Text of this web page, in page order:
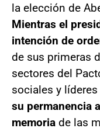
la elección de
Mientras el
intención de
de sus primeras
sectores del
sociales y
su permanencia
memoria de las